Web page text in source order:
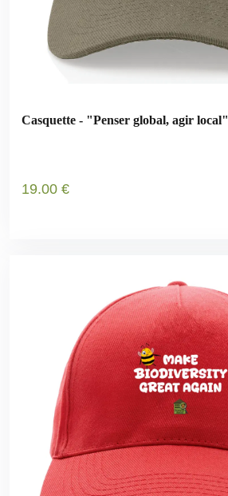
Casquette - "Penser global, agir local"
19.00 €